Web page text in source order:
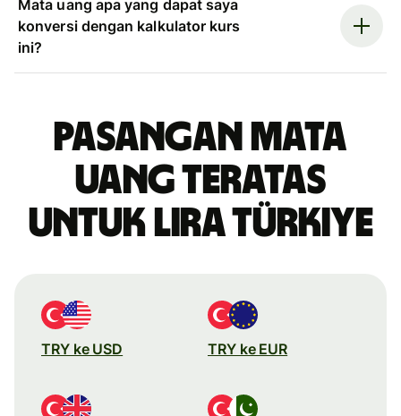
Mata uang apa yang dapat saya
konversi dengan kalkulator kurs
ini?
Pasangan mata
uang teratas
untuk lira Türkiye
TRY ke USD TRY ke EUR